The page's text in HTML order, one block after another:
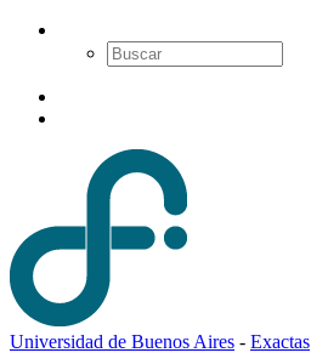
Universidad de Buenos Aires - Exactas